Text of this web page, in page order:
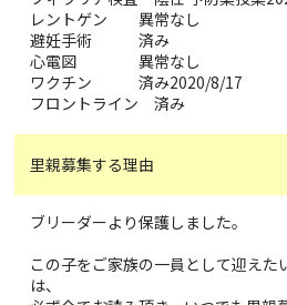
レントゲン 異常なし
避妊手術 済み
心電図 異常なし
ワクチン 済み2020/8/17
フロントライン 済み
里親募集する理由
ブリーダーより保護しました。
この子をご家族の一員として迎えた
は、